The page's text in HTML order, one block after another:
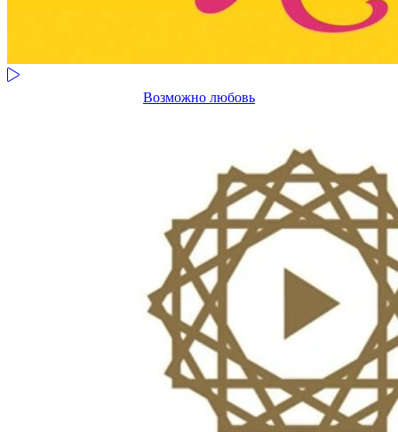
Возможно любовь